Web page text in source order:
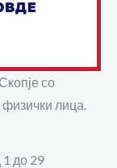
со
физички лица.
до 29